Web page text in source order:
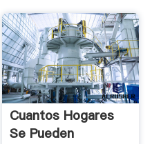
Cuantos Hogares
Se Pueden